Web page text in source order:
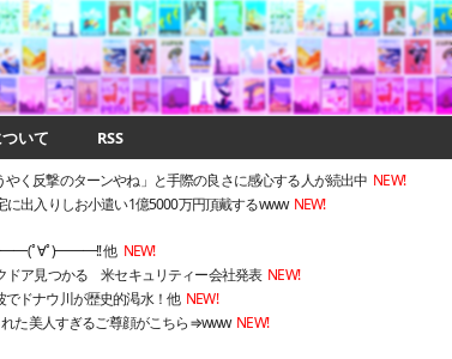
いて RSS
く反撃のターンやね」と手際の良さに感心する人が続出中 NEW!
出入りしお小遣い1億5000万円頂戴するwww NEW!
━━━(ﾟ∀ﾟ)━━━!! 他 NEW!
ドア見つかる 米セキュリティー会社発表 NEW!
ドナウ川が歴史的渇水！他 NEW!
れた美人すぎるご尊顔がこちら⇒www NEW!